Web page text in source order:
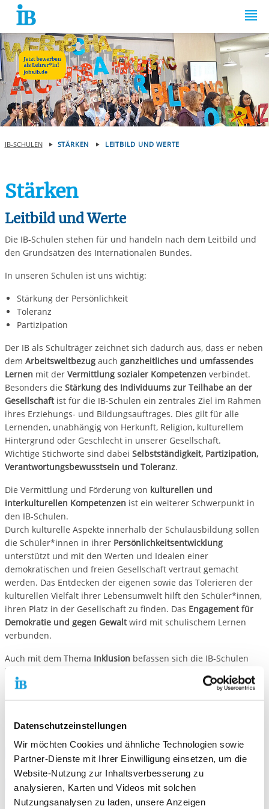
Datenschutzeinstellungen
Wir möchten Cookies und ähnliche Technologien sowie
Partner-Dienste mit Ihrer Einwilligung einsetzen, um die
Website-Nutzung zur Inhaltsverbesserung zu
analysieren, Karten und Videos mit solchen
Nutzungsanalysen zu laden, unsere Anzeigen
Springe zum Inhalt
IB-SCHULEN STÄRKEN LEITBILD UND WERTE
Stärken
Leitbild und Werte
Die IB-Schulen stehen für und handeln nach dem Leitbild und
den Grundsätzen des Internationalen Bundes.
In unseren Schulen ist uns wichtig:
Stärkung der Persönlichkeit
Toleranz
Partizipation
Der IB als Schulträger zeichnet sich dadurch aus, dass er neben
dem Arbeitsweltbezug auch ganzheitliches und umfassendes
Lernen mit der Vermittlung sozialer Kompetenzen verbindet.
Besonders die Stärkung des Individuums zur Teilhabe an der
Gesellschaft ist für die IB-Schulen ein zentrales Ziel im Rahmen
ihres Erziehungs- und Bildungsauftrages. Dies gilt für alle
Lernenden, unabhängig von Herkunft, Religion, kulturellem
Hintergrund oder Geschlecht in unserer Gesellschaft.
Wichtige Stichworte sind dabei Selbstständigkeit, Partizipation,
Verantwortungsbewusstsein und Toleranz.
Die Vermittlung und Förderung von kulturellen und
interkulturellen Kompetenzen ist ein weiterer Schwerpunkt in
den IB-Schulen.
Durch kulturelle Aspekte innerhalb der Schulausbildung sollen
die Schüler*innen in ihrer Persönlichkeitsentwicklung
unterstützt und mit den Werten und Idealen einer
demokratischen und freien Gesellschaft vertraut gemacht
werden. Das Entdecken der eigenen sowie das Tolerieren der
kulturellen Vielfalt ihrer Lebensumwelt hilft den Schüler*innen,
ihren Platz in der Gesellschaft zu finden. Das Engagement für
Demokratie und gegen Gewaltwird mit schulischem Lernen
verbunden.
Auch mit dem Thema Inklusion befassen sich die IB-Schulen
bereits seit vielen Jahren und unterstützen ganz
selbstverständlich und mit individuellen Hilfen Schüler*innen
mit besonderem Förderbedarf.
Die Basis der Bildungsarbeit bildet unser Bildungsverständnis:
Bildungsverständnis des IB in Einfacher Sprache